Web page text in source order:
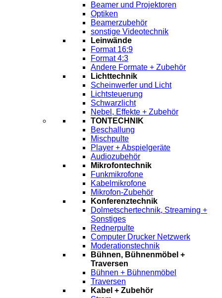
Beamer und Projektoren
Optiken
Beamerzubehör
sonstige Videotechnik
Leinwände
Format 16:9
Format 4:3
Andere Formate + Zubehör
Lichttechnik
Scheinwerfer und Licht
Lichtsteuerung
Schwarzlicht
Nebel, Effekte + Zubehör
TONTECHNIK
Beschallung
Mischpulte
Player + Abspielgeräte
Audiozubehör
Mikrofontechnik
Funkmikrofone
Kabelmikrofone
Mikrofon-Zubehör
Konferenztechnik
Dolmetschertechnik, Streaming +
Sonstiges
Rednerpulte
Computer Drucker Netzwerk
Moderationstechnik
Bühnen, Bühnenmöbel +
Traversen
Bühnen + Bühnenmöbel
Traversen
Kabel + Zubehör